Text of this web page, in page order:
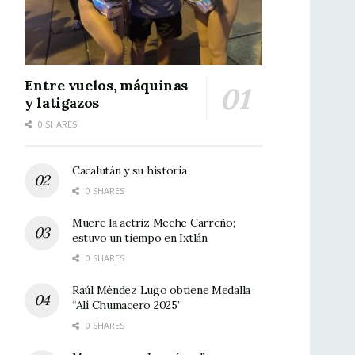
Entre vuelos, máquinas
y latigazos
0 SHARES
Cacalután y su historia
0 SHARES
Muere la actriz Meche Carreño;
estuvo un tiempo en Ixtlán
0 SHARES
Raúl Méndez Lugo obtiene Medalla
“Alí Chumacero 2025”
0 SHARES